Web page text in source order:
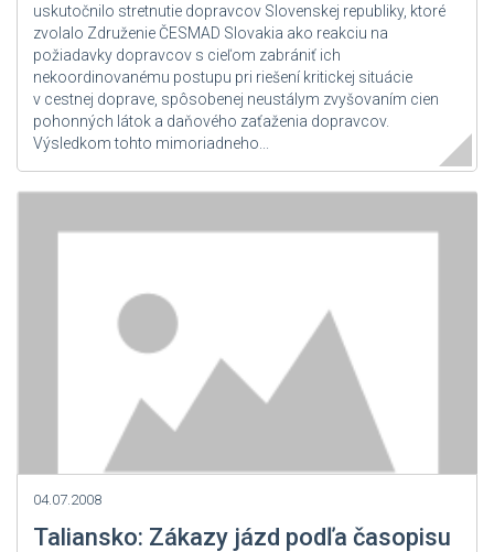
uskutočnilo stretnutie dopravcov Slovenskej republiky, ktoré
zvolalo Združenie ČESMAD Slovakia ako reakciu na
požiadavky dopravcov s cieľom zabrániť ich
nekoordinovanému postupu pri riešení kritickej situácie
v cestnej doprave, spôsobenej neustálym zvyšovaním cien
pohonných látok a daňového zaťaženia dopravcov.
Výsledkom tohto mimoriadneho...
04.07.2008
Taliansko: Zákazy jázd podľa časopisu